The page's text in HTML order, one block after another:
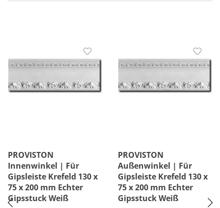
PROVISTON
Innenwinkel | Für
Gipsleiste Krefeld 130 x
75 x 200 mm Echter
Gipsstuck Weiß
PROVISTON
Außenwinkel | Für
Gipsleiste Krefeld 130 x
75 x 200 mm Echter
Gipsstuck Weiß